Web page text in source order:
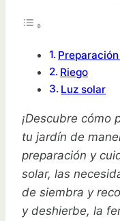
Riego
Luz solar
¡Descubre cómo
tu jardín de
preparación y
solar, las
de siembra y
y deshierbe, la